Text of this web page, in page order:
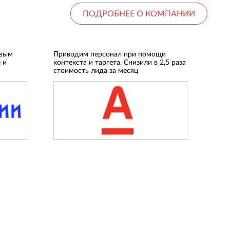
ПОДРОБНЕЕ О КОМПАНИИ
и
Приводим персонал при помощи
контекста и таргета. Снизили в 2,5 раза
стоимость лида за месяц